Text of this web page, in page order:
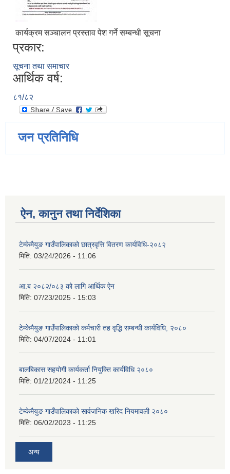
कार्यक्रम सञ्चालन प्रस्ताव पेश गर्ने सम्बन्धी सूचना
प्रकार:
सूचना तथा समाचार
आर्थिक वर्ष:
८१/८२
जन प्रतिनिधि
ऐन, कानुन तथा निर्देशिका
टेम्केमैयुङ गाउँपालिकाको छात्रवृत्ति वितरण कार्यविधि-२०८२
मिति: 03/24/2026 - 11:06
आ.ब २०८२/०८३ को लागि आर्थिक ऐन
मिति: 07/23/2025 - 15:03
टेम्केमैयुङ गाउँपालिकाको कर्मचारी तह वृद्धि सम्बन्धी कार्यविधि, २०८०
मिति: 04/07/2024 - 11:01
बालबिकास सहयोगी कार्यकर्ता नियुक्ति कार्यविधि २०८०
मिति: 01/21/2024 - 11:25
टेम्केमैयुङ गाउँपालिकाको सार्वजनिक खरिद नियमावली २०८०
मिति: 06/02/2023 - 11:25
अन्य